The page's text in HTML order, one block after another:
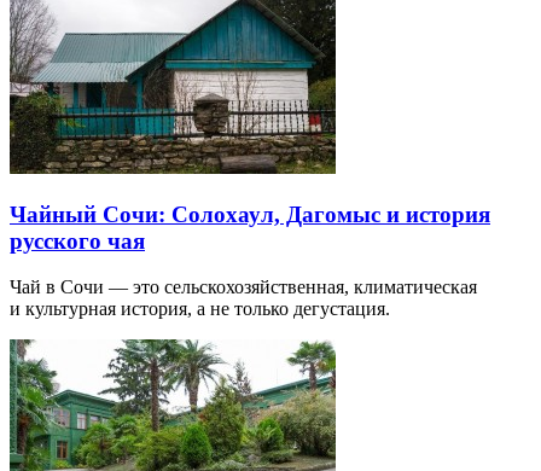
Чайный Сочи: Солохаул, Дагомыс и история
русского чая
Чай в Сочи — это сельскохозяйственная, климатическая
и культурная история, а не только дегустация.